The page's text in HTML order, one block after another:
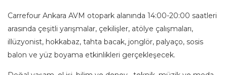
Carrefour Ankara AVM otopark alanında 14:00-20:00 saatleri
arasında çeşitli yarışmalar, çekilişler, atölye çalışmaları,
illüzyonist, hokkabaz, tahta bacak, jonglör, palyaço, sosis
balon ve yüz boyama etkinlikleri gerçekleşecek.